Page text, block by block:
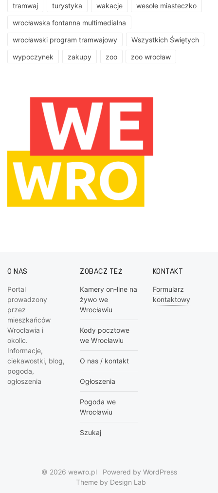
tramwaj turystyka wakacje wesołe miasteczko
wrocławska fontanna multimedialna
wrocławski program tramwajowy Wszystkich Świętych
wypoczynek zakupy zoo zoo wrocław
O NAS
Portal
prowadzony
przez
mieszkańców
Wrocławia i
okolic.
Informacje,
ciekawostki, blog,
pogoda,
ogłoszenia
ZOBACZ TEŻ
Kamery on-line na
żywo we
Wrocławiu
Kody pocztowe
we Wrocławiu
O nas / kontakt
Ogłoszenia
Pogoda we
Wrocławiu
Szukaj
KONTAKT
Formularz
kontaktowy
© 2026 wewro.pl
Powered by WordPress
Theme by Design Lab